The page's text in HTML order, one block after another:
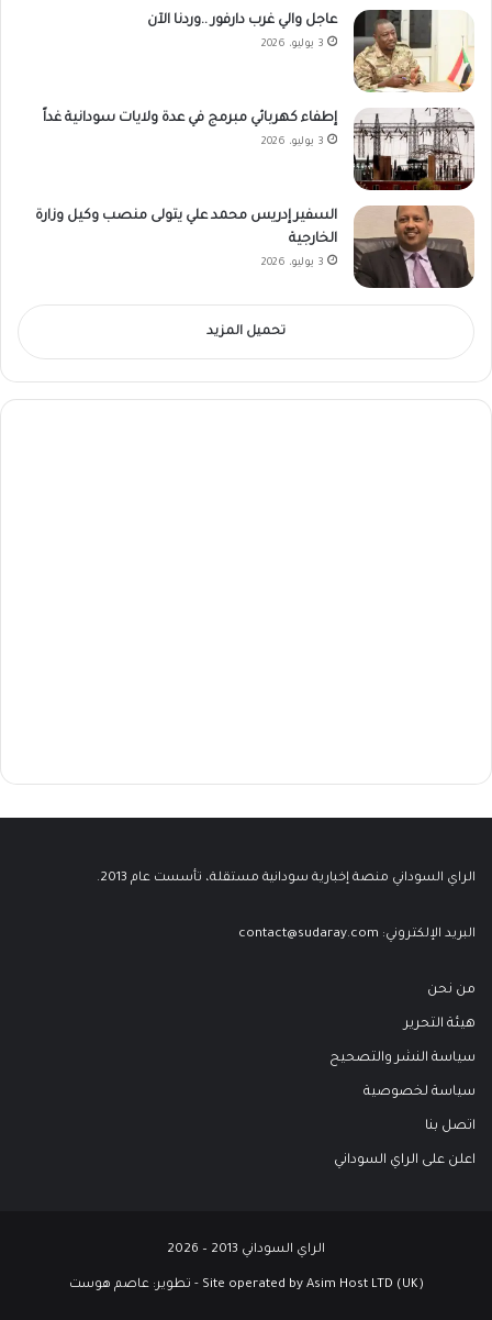
عاجل والي غرب دارفور ..وردنا الآن
3 يوليو، 2026
إطفاء كهربائي مبرمج في عدة ولايات سودانية غداً
3 يوليو، 2026
السفير إدريس محمد علي يتولى منصب وكيل وزارة
الخارجية
3 يوليو، 2026
تحميل المزيد
الراي السوداني منصة إخبارية سودانية مستقلة، تأسست عام 2013.
البريد الإلكتروني: contact@sudaray.com
من نحن
هيئة التحرير
سياسة النشر والتصحيح
سياسة لخصوصية
اتصل بنا
اعلن على الراي السوداني
الراي السوداني 2013 – 2026
Site operated by Asim Host LTD (UK) - تطوير: عاصم هوست